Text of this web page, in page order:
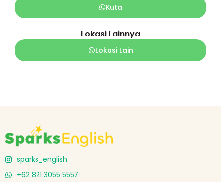
Kuta
Lokasi Lainnya
Lokasi Lain
sparks_english
+62 821 3055 5557